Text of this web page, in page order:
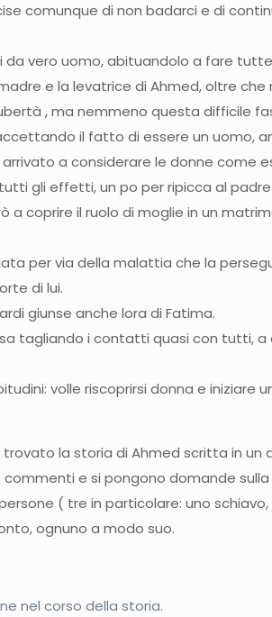
comunque di non badarci e di
vero uomo, abituandolo a fare
e la levatrice di Ahmed, oltre
, ma nemmeno questa difficile
il fatto di essere un uomo,
a considerare le donne come
gli effetti, un po per ripicca al
coprire il ruolo di moglie in un
per via della malattia che la
di lui.
giunse anche lora di Fatima.
tagliando i contatti quasi con tutti,
volle riscoprirsi donna e
la storia di Ahmed scritta in un
e si pongono domande sulla
( tre in particolare: uno
ognuno a modo suo.
nel corso della storia.